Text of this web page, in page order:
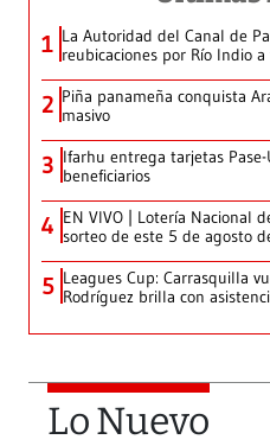
1 La Autoridad del Canal de
reubicaciones por Río Indio
2 Piña panameña conquista
masivo
3 Ifarhu entrega tarjetas
beneficiarios
4 EN VIVO | Lotería Nacional
sorteo de este 5 de agosto
5 Leagues Cup: Carrasquilla
Rodríguez brilla con
Lo Nuevo